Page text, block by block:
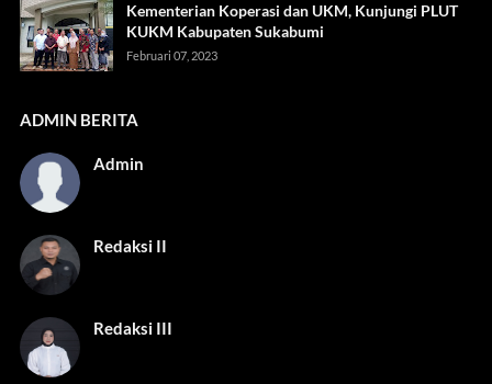
Kementerian Koperasi dan UKM, Kunjungi PLUT
KUKM Kabupaten Sukabumi
Februari 07, 2023
ADMIN BERITA
Admin
Redaksi II
Redaksi III